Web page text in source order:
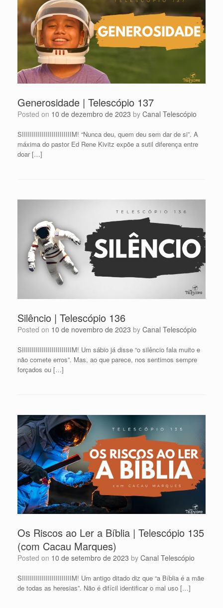
Generosidade | Telescópio 137
Posted on 10 de dezembro de 2023 by Canal Telescópio
SIIIIIIIIIIIIIIIIIIIIIIIIIM! “Nunca deu, quem deu sem dar de si”. A
máxima do pastor Ed Rene Kivitz expõe a sutil diferença entre
doar […]
Silêncio | Telescópio 136
Posted on 10 de novembro de 2023 by Canal Telescópio
SIIIIIIIIIIIIIIIIIIIIIIIIIM! Um sábio já disse “o silêncio fala muito e
não comete erros”. Mas, ao que parece, nos sentimos sempre
forçados ou […]
Os Riscos ao Ler a Bíblia | Telescópio 135
(com Cacau Marques)
Posted on 10 de setembro de 2023 by Canal Telescópio
SIIIIIIIIIIIIIIIIIIIIIIIIIM! Um antigo ditado diz que “a Bíblia é a mãe
de todas as heresias”. Não é difícil identificar o mal uso […]